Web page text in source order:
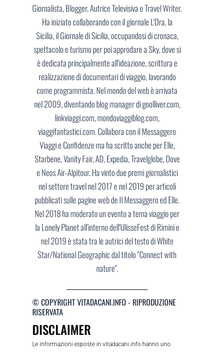
Giornalista, Blogger, Autrice Televisiva e Travel Writer.
Ha iniziato collaborando con il giornale L'Ora, la
Sicilia, il Giornale di Sicilia, occupandosi di cronaca,
spettacolo e turismo per poi approdare a Sky, dove si
è dedicata principalmente all'ideazione, scrittura e
realizzazione di documentari di viaggio, lavorando
come programmista. Nel mondo del web è arrivata
nel 2009, diventando blog manager di goolliver.com,
linkviaggi.com, mondoviaggiblog.com,
viaggifantastici.com. Collabora con il Messaggero
Viaggi e Confidenze ma ha scritto anche per Elle,
Starbene, Vanity Fair, AD, Expedia, Travelglobe, Dove
e Neos Air-Alpitour. Ha vinto due premi giornalistici
nel settore travel nel 2017 e nel 2019 per articoli
pubblicati sulle pagine web de Il Messaggero ed Elle.
Nel 2018 ha moderato un evento a tema viaggio per
la Lonely Planet all'interno dell'UlisseFest di Rimini e
nel 2019 è stata tra le autrici del testo di White
Star/National Geographic dal titolo "Connect with
nature".
© COPYRIGHT VITADACANI.INFO - RIPRODUZIONE
RISERVATA
DISCLAIMER
Le informazioni esposte in vitadacani.info hanno uno